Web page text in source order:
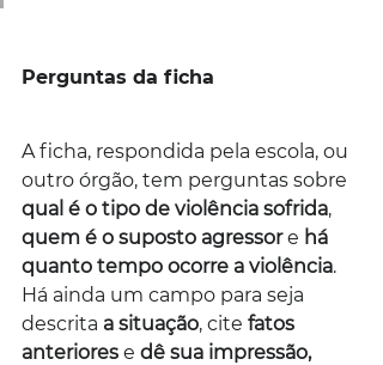
Perguntas da ficha
A ficha, respondida pela escola, ou
outro órgão, tem perguntas sobre
qual é o tipo de violência sofrida,
quem é o suposto agressor e há
quanto tempo ocorre a violência.
Há ainda um campo para seja
descrita a situação, cite fatos
anteriores e dê sua impressão,